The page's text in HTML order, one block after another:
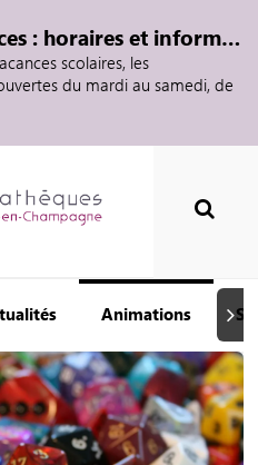
Grandes vacances : horaires et informations
scolaires, les
du mardi au samedi, de
Animations